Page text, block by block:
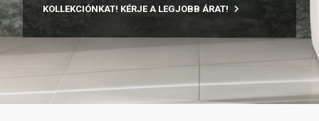
KOLLEKCIÓNKAT! KÉRJE A LEGJOBB ÁRAT!